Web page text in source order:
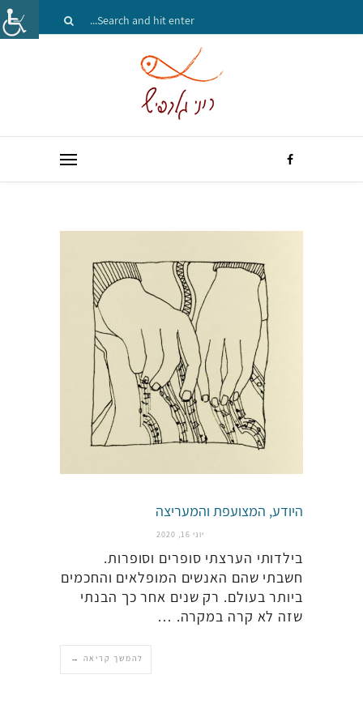
היודע, המצועפת והמעריצה
יוני 16, 2020
בילדותי הערצתי סופרים וסופרות.
חשבתי שהם האנשים המופלאים והחכמים
ביותר בעולם. רק שנים אחר כך הבנתי
שזה לא קרה במקרה. …
להמשך קריאה →